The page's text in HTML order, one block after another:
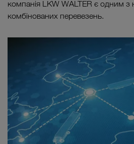
компанія LKW WALTER є одним з
комбінованих перевезень.